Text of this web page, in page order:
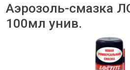
Аэрозоль-смазка
100мл унив.